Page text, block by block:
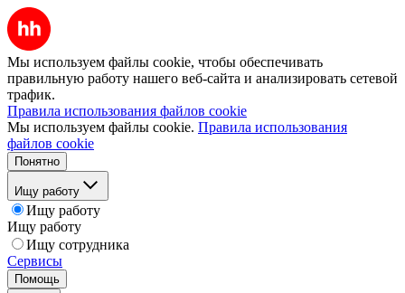
Мы используем файлы cookie, чтобы обеспечивать
правильную работу нашего веб-сайта и анализировать сетевой
трафик.
Правила использования файлов cookie
Мы используем файлы cookie. Правила использования
файлов cookie
Понятно
Ищу работу
Ищу работу
Ищу работу
Ищу сотрудника
Сервисы
Помощь